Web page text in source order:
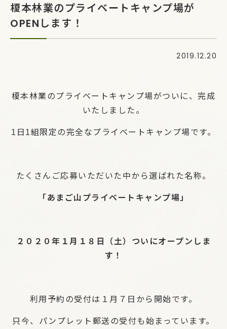
榎本林業のプライベートキャンプ場が
OPENします！
2019.12.20
榎本林業のプライベートキャンプ場がついに、完成
いたしました。
1日1組限定の完全なプライベートキャンプ場です。
たくさんご応募いただいた中から選ばれた名称。
「あまご山プライベートキャンプ場」
２０２０年１月１８日（土）ついにオープンしま
す！
利用予約の受付は１月７日から開始です。
只今、パンプレット郵送の受付も始まっています。